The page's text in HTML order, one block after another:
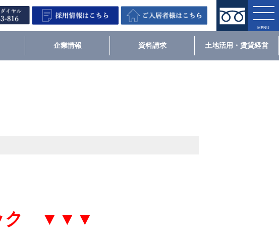
企業情報 資料請求 土地活用・賃貸経営
ック ▼▼▼